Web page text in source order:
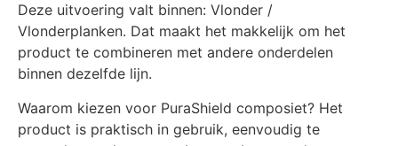
Deze uitvoering valt binnen: Vlonder /
Vlonderplanken. Dat maakt het makkelijk om het
product te combineren met andere onderdelen
binnen dezelfde lijn.
Waarom kiezen voor PuraShield composiet? Het
product is praktisch in gebruik, eenvoudig te